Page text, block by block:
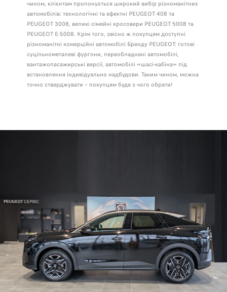
чином, клієнтам пропонується широкий вибір різноманітних
автомобілів: технологічні та ефектні PEUGEOT 408 та
PEUGEOT 3008, великі сімейні кросовери PEUGEOT 5008 та
PEUGEOT E-5008. Крім того, звісно ж покупцям доступні
різноманітні комерційні автомобілі Бренду PEUGEOT: готові
суцільнометалеві фургони, переобладнані автомобілі,
вантажопасажирські версії, автомобілі «шасі-кабіна» під
встановлення індивідуально надбудови. Таким чином, можна
точно стверджувати – покупцям буде з чого обрати!